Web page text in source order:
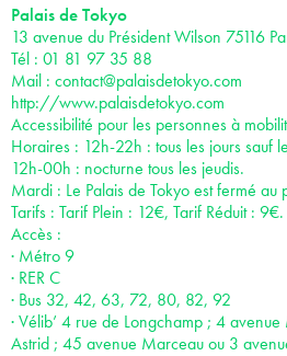
Palais de Tokyo
13 avenue du Président Wilson 75116
Tél : 01 81 97 35 88
Mail : contact@palaisdetokyo.com
http://www.palaisdetokyo.com
Accessibilité pour les personnes à
Horaires : 12h-22h : tous les jours sauf
12h-00h : nocturne tous les jeudis.
Mardi : Le Palais de Tokyo est fermé au
Tarifs : Tarif Plein : 12€, Tarif Réduit :
Accès :
· Métro 9
· RER C
· Bus 32, 42, 63, 72, 80, 82, 92
· Vélib’ 4 rue de Longchamp ; 4
Astrid ; 45 avenue Marceau ou 3